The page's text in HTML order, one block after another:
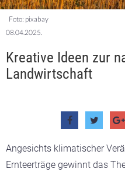
Foto: pixabay
08.04.2025.
Kreative Ideen zur
Landwirtschaft
Angesichts klimatischer
Ernteerträge gewinnt das